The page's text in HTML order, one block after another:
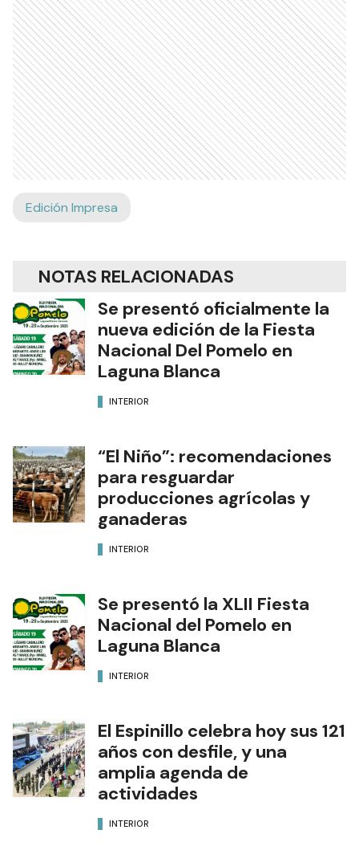
Edición Impresa
NOTAS RELACIONADAS
Se presentó oficialmente la
nueva edición de la Fiesta
Nacional Del Pomelo en
Laguna Blanca
INTERIOR
“El Niño”: recomendaciones
para resguardar
producciones agrícolas y
ganaderas
INTERIOR
Se presentó la XLII Fiesta
Nacional del Pomelo en
Laguna Blanca
INTERIOR
El Espinillo celebra hoy sus 121
años con desfile, y una
amplia agenda de
actividades
INTERIOR